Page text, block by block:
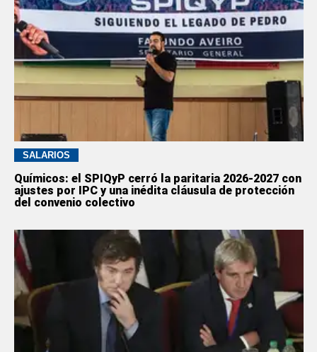
SALARIOS
Químicos: el SPIQyP cerró la paritaria 2026-2027 con
ajustes por IPC y una inédita cláusula de protección
del convenio colectivo